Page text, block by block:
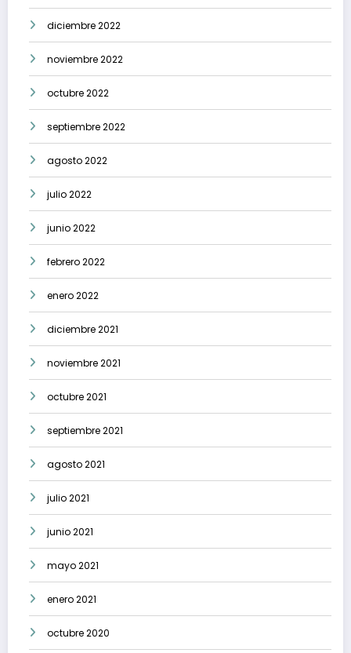
diciembre 2022
noviembre 2022
octubre 2022
septiembre 2022
agosto 2022
julio 2022
junio 2022
febrero 2022
enero 2022
diciembre 2021
noviembre 2021
octubre 2021
septiembre 2021
agosto 2021
julio 2021
junio 2021
mayo 2021
enero 2021
octubre 2020